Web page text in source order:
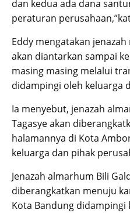
dan kedua ada dana
peraturan
Eddy mengatakan
akan diantarkan sampai
masing masing melalui
didampingi oleh keluarga
Ia menyebut, jenazah
Tagasye akan
halamannya di Kota
keluarga dan pihak
Jenazah almarhum Bili
diberangkatkan menuju
Kota Bandung didampingi